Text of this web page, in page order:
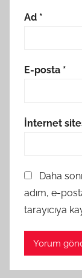
Ad *
E-posta *
İnternet
Daha
adım, e-
tarayıcıya